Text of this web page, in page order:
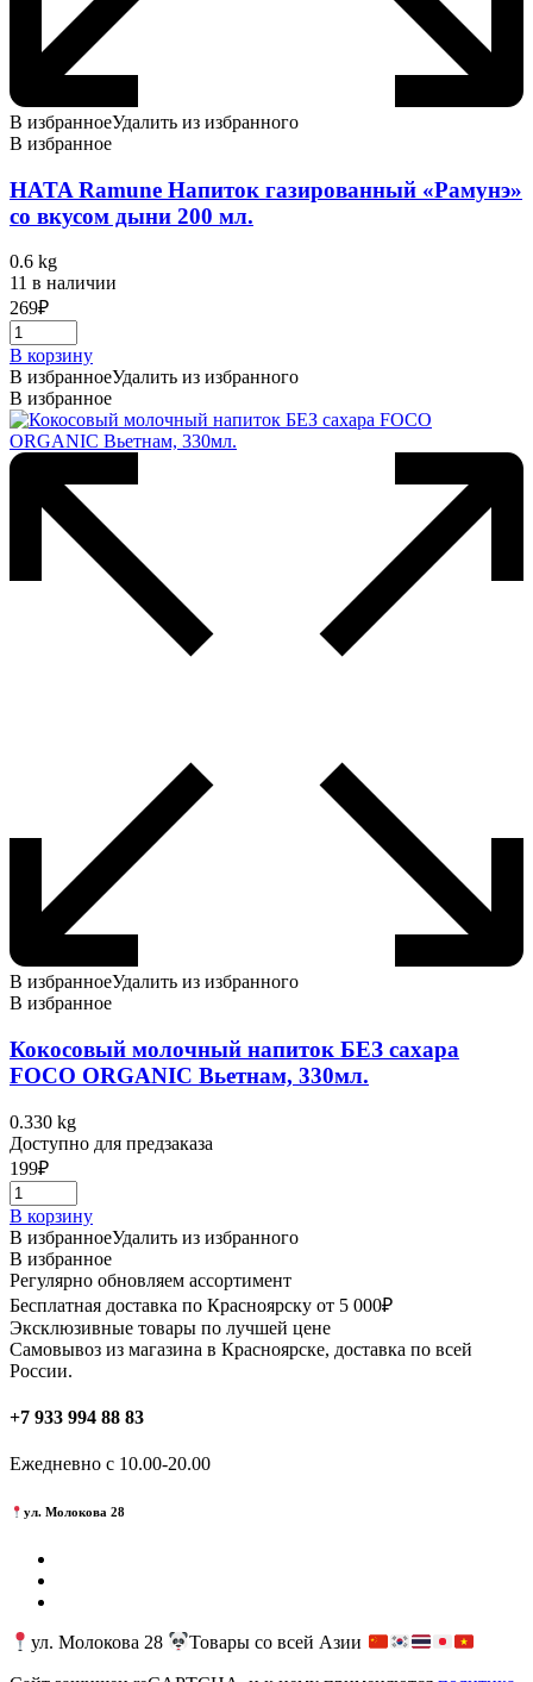
В избранноеУдалить из избранного
В избранное
HATA Ramune Напиток газированный «Рамунэ»
со вкусом дыни 200 мл.
0.6 kg
11 в наличии
269₽
В корзину
В избранноеУдалить из избранного
В избранное
В избранноеУдалить из избранного
В избранное
Кокосовый молочный напиток БЕЗ сахара
FOCO ORGANIC Вьетнам, 330мл.
0.330 kg
Доступно для предзаказа
199₽
В корзину
В избранноеУдалить из избранного
В избранное
Регулярно обновляем ассортимент
Бесплатная доставка по Красноярску от 5 000₽
Эксклюзивные товары по лучшей цене
Самовывоз из магазина в Красноярске, доставка по всей
России.
+7 933 994 88 83
Ежедневно с 10.00-20.00
ул. Молокова 28
ул. Молокова 28
Товары со всей Азии